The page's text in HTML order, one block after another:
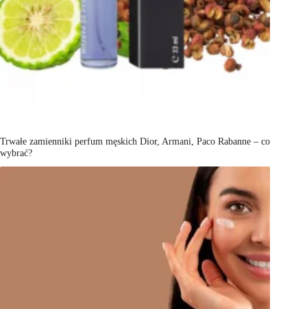
Trwałe zamienniki perfum męskich Dior, Armani, Paco Rabanne – co
wybrać?